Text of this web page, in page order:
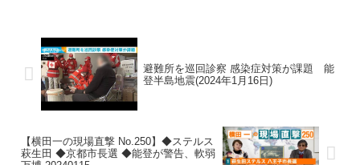
避難所を巡回診察 感染症対策が課題 能
登半島地震(2024年1月16日)
【横田一の現場直撃 No.250】◆ステルス
萩生田 ◆京都市長選 ◆能登が警告、軟弱